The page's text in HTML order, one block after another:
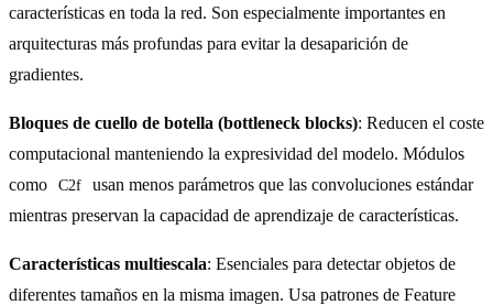
características en toda la red. Son especialmente importantes en
arquitecturas más profundas para evitar la desaparición de
gradientes.
Bloques de cuello de botella (bottleneck blocks): Reducen el coste
computacional manteniendo la expresividad del modelo. Módulos
como
C2f
usan menos parámetros que las convoluciones estándar
mientras preservan la capacidad de aprendizaje de características.
Características multiescala: Esenciales para detectar objetos de
diferentes tamaños en la misma imagen. Usa patrones de Feature